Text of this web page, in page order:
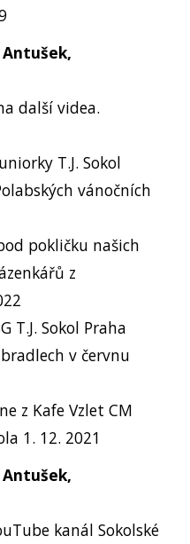
Antušek,
další videa.
T.J. Sokol
vánočních
pokličku našich
z
T.J. Sokol Praha
v červnu
z Kafe Vzlet CM
1. 12. 2021
Antušek,
kanál Sokolské